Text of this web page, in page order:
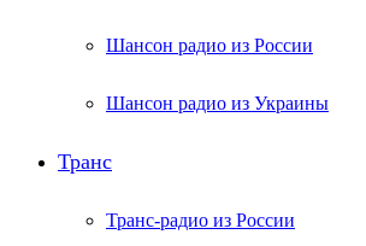
Шансон радио из России
Шансон радио из Украины
Транс
Транс-радио из России